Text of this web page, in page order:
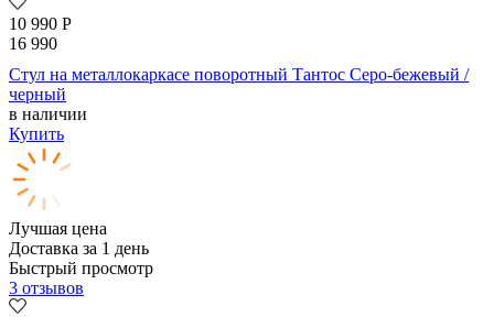
10 990 Р
16 990
Стул на металлокаркасе поворотный Тантос Серо-бежевый /
черный
в наличии
Купить
Лучшая цена
Доставка за 1 день
Быстрый просмотр
3 отзывов